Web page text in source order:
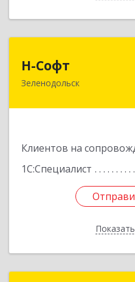
Н-Софт
Зеленодольск
Клиентов на
1С:Специалист
422521,